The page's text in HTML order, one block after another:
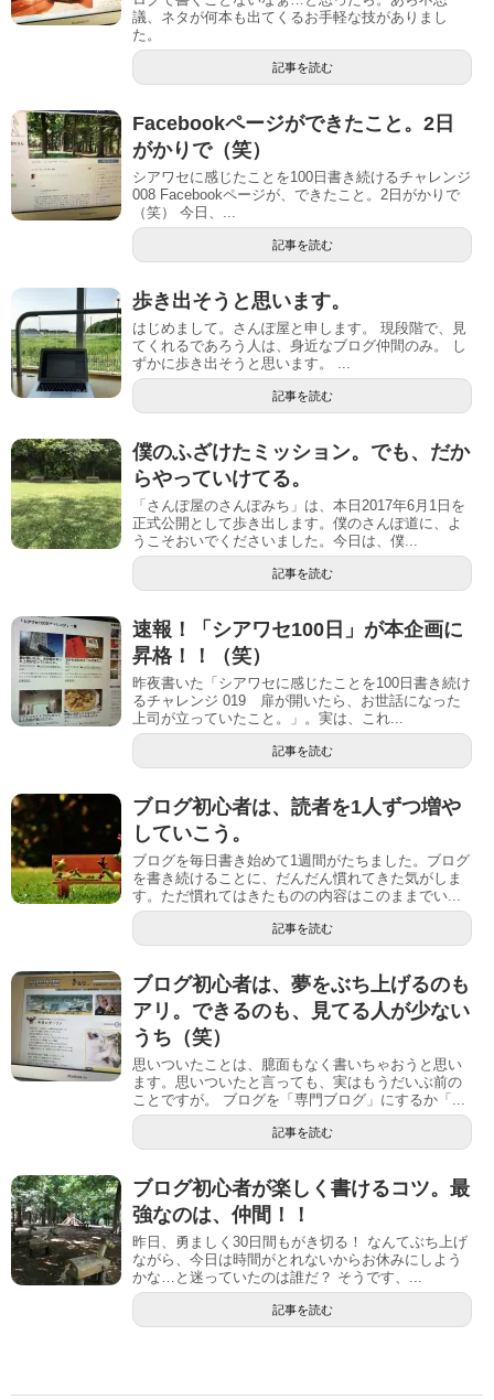
議、ネタが何本も出てくるお手軽な技がありまし
た。
記事を読む
Facebookページができたこと。2日
がかりで（笑）
シアワセに感じたことを100日書き続けるチャレンジ
008 Facebookページが、できたこと。2日がかりで
（笑） 今日、...
記事を読む
歩き出そうと思います。
はじめまして。さんぽ屋と申します。 現段階で、見
てくれるであろう人は、身近なブログ仲間のみ。 し
ずかに歩き出そうと思います。 ...
記事を読む
僕のふざけたミッション。でも、だか
らやっていけてる。
「さんぽ屋のさんぽみち」は、本日2017年6月1日を
正式公開として歩き出します。僕のさんぽ道に、よ
うこそおいでくださいました。今日は、僕...
記事を読む
速報！「シアワセ100日」が本企画に
昇格！！（笑）
昨夜書いた「シアワセに感じたことを100日書き続け
るチャレンジ 019 扉が開いたら、お世話になった
上司が立っていたこと。」。実は、これ...
記事を読む
ブログ初心者は、読者を1人ずつ増や
していこう。
ブログを毎日書き始めて1週間がたちました。ブログ
を書き続けることに、だんだん慣れてきた気がしま
す。ただ慣れてはきたものの内容はこのままでい...
記事を読む
ブログ初心者は、夢をぶち上げるのも
アリ。できるのも、見てる人が少ない
うち（笑）
思いついたことは、臆面もなく書いちゃおうと思い
ます。思いついたと言っても、実はもうだいぶ前の
ことですが。 ブログを「専門ブログ」にするか「...
記事を読む
ブログ初心者が楽しく書けるコツ。最
強なのは、仲間！！
昨日、勇ましく30日間もがき切る！ なんてぶち上げ
ながら、今日は時間がとれないからお休みにしよう
かな…と迷っていたのは誰だ？ そうです、...
記事を読む